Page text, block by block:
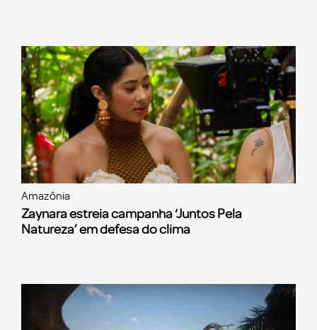
Amazônia
Zaynara estreia campanha ‘Juntos Pela
Natureza’ em defesa do clima